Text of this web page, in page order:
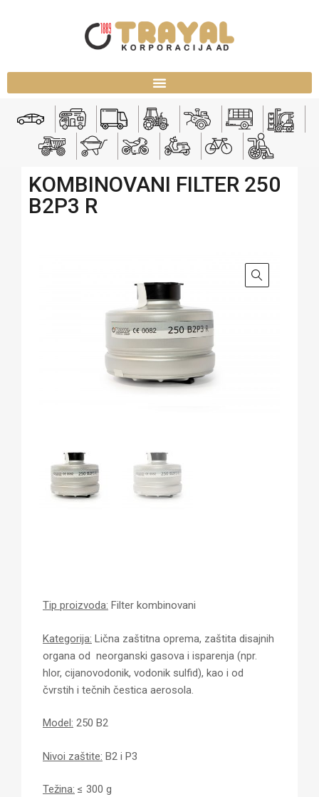
KOMBINOVANI FILTER 250
B2P3 R
Tip proizvoda: Filter kombinovani
Kategorija: Lična zaštitna oprema, zaštita disajnih
organa od neorganski gasova i isparenja (npr.
hlor, cijanovodonik, vodonik sulfid), kao i od
čvrstih i tečnih čestica aerosola.
Model: 250 B2
Nivoi zaštite: B2 i P3
Težina: ≤ 300 g